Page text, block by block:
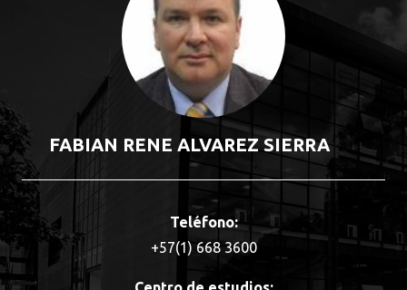
FABIAN RENE ALVAREZ SIERRA
Teléfono:
+57(1) 668 3600